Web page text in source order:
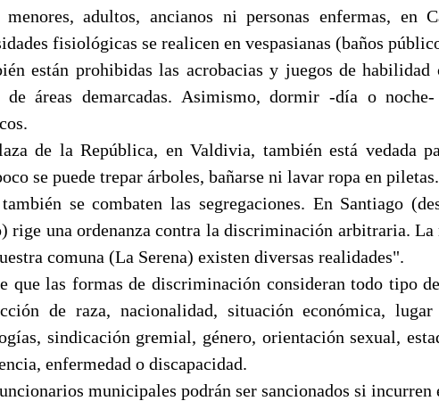
menores, adultos, ancianos ni personas enfermas, en
fisiológicas se realicen en vespasianas (baños
están prohibidas las acrobacias y juegos de
de áreas demarcadas. Asimismo, dormir -día o
de la República, en Valdivia, también está vedada
se puede trepar árboles, bañarse ni lavar ropa en piletas.
se combaten las segregaciones. En Santiago
rige una ordenanza contra la discriminación arbitraria. La
comuna (La Serena) existen diversas realidades".
que las formas de discriminación consideran todo tipo
de raza, nacionalidad, situación económica,
sindicación gremial, género, orientación sexual,
enfermedad o discapacidad.
municipales podrán ser sancionados si incurren